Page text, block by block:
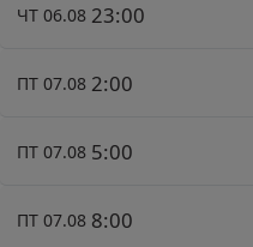
ЧТ 06.08 23:00
ПТ 07.08 2:00
ПТ 07.08 5:00
ПТ 07.08 8:00